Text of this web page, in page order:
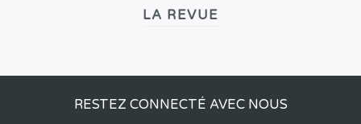
LA REVUE
RESTEZ CONNECTÉ AVEC NOUS